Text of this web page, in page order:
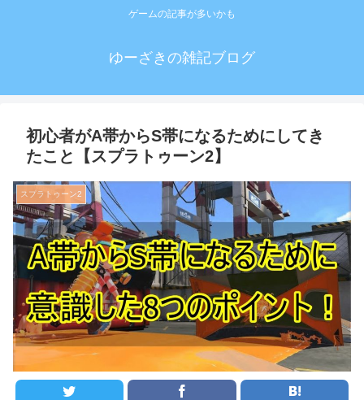
ゲームの記事が多いかも
ゆーざきの雑記ブログ
初心者がA帯からS帯になるためにしてき
たこと【スプラトゥーン2】
スプラトゥーン2